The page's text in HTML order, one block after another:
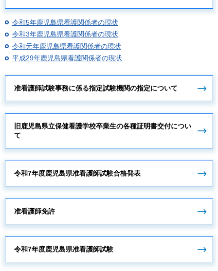
令和5年鹿児島県看護関係者の現状
令和3年鹿児島県看護関係者の現状
令和元年鹿児島県看護関係者の現状
平成29年鹿児島県看護関係者の現状
准看護師試験事務に係る指定試験機関の指定について
旧鹿児島県立保健看護学校卒業生の各種証明書交付につい
て
令和7年度鹿児島県准看護師試験合格発表
准看護師免許
令和7年度鹿児島県准看護師試験